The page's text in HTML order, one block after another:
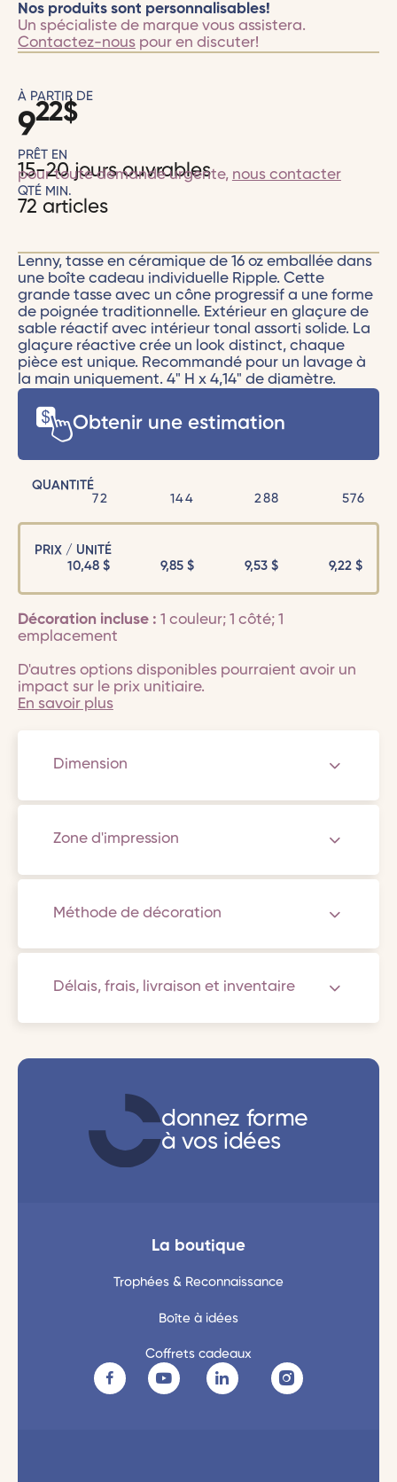
Nos produits sont personnalisables!
Un spécialiste de marque vous assistera.
Contactez-nouspour en discuter!
À PARTIR DE
922$
PRÊT EN
15-20 jours ouvrables
pour toute demande urgente, nous contacter
QTÉ MIN.
72 articles
Lenny, tasse en céramique de 16 oz emballée dans
une boîte cadeau individuelle Ripple. Cette
grande tasse avec un cône progressif a une forme
de poignée traditionnelle. Extérieur en glaçure de
sable réactif avec intérieur tonal assorti solide. La
glaçure réactive crée un look distinct, chaque
pièce est unique. Recommandé pour un lavage à
la main uniquement. 4" H x 4,14" de diamètre.
Obtenir une estimation
QUANTITÉ
72
144 288 576
PRIX / UNITÉ
10,48 $ 9,85$ 9,53$ 9,22$
Décoration incluse : 1 couleur; 1 côté; 1
emplacement
D'autres options disponibles pourraient avoir un
impact sur le prix unitiaire.
En savoir plus
Dimension
Zone d'impression
Méthode de décoration
Délais, frais, livraison et inventaire
donnez forme
à vos idées
La boutique
Trophées & Reconnaissance
Boîte à idées
Coffrets cadeaux